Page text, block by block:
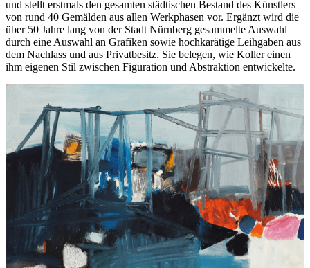
und stellt erstmals den gesamten städtischen Bestand des Künstlers
von rund 40 Gemälden aus allen Werkphasen vor. Ergänzt wird die
über 50 Jahre lang von der Stadt Nürnberg gesammelte Auswahl
durch eine Auswahl an Grafiken sowie hochkarätige Leihgaben aus
dem Nachlass und aus Privatbesitz. Sie belegen, wie Koller einen
ihm eigenen Stil zwischen Figuration und Abstraktion entwickelte.